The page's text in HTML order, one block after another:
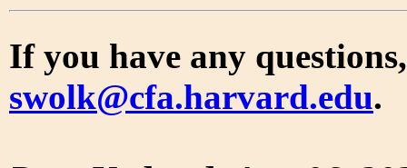
If you have any
swolk@cfa.harvard.edu.